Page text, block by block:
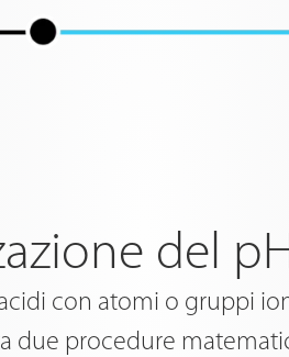
del
con atomi o gruppi
procedure